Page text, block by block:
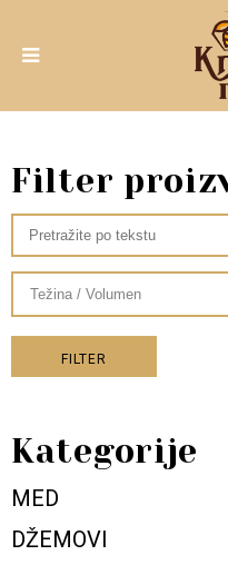
Filter
FILTER
Kategorije
MED
DŽEMOVI